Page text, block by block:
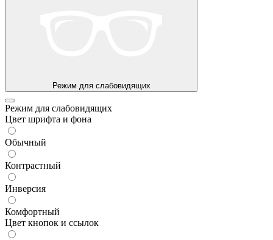
Режим для слабовидящих
Режим для слабовидящих
Цвет шрифта и фона
Обычный
Контрастный
Инверсия
Комфортный
Цвет кнопок и ссылок